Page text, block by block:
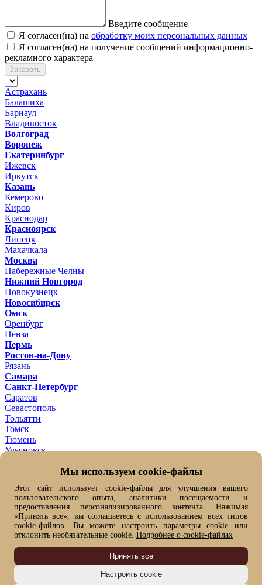
Введите сообщение
Я согласен(на) на обработку моих персональных данных
Я согласен(на) на получение сообщений информационно-
рекламного характера
Заказать
Астрахань
Балашиха
Барнаул
Владивосток
Волгоград
Воронеж
Екатеринбург
Ижевск
Иркутск
Казань
Кемерово
Киров
Краснодар
Красноярск
Липецк
Махачкала
Москва
Набережные Челны
Нижний Новгород
Новокузнецк
Новосибирск
Омск
Оренбург
Пенза
Пермь
Ростов-на-Дону
Рязань
Самара
Санкт-Петербург
Саратов
Севастополь
Тольятти
Томск
Тюмень
Ульяновск
Ярославль
Ваш город -Омск ?
Да Нет, выбрать другой
От выбранного города зависит цена товара и его наличие
Быстрый заказ
Имя*
Фамилия
Номер телефона*
Мы используем cookie-файлы
Этот сайт использует cookie-файлы для улучшения вашего
пользовательского опыта, аналитики посещаемости и
предоставления персонализированного контента. Нажимая
«Принять все», вы соглашаетесь с использованием всех типов
cookie-файлов. Вы можете настроить параметры cookie или
отклонить необязательные cookie. Подробнее о cookie-файлах
Принять все
Настроить cookie